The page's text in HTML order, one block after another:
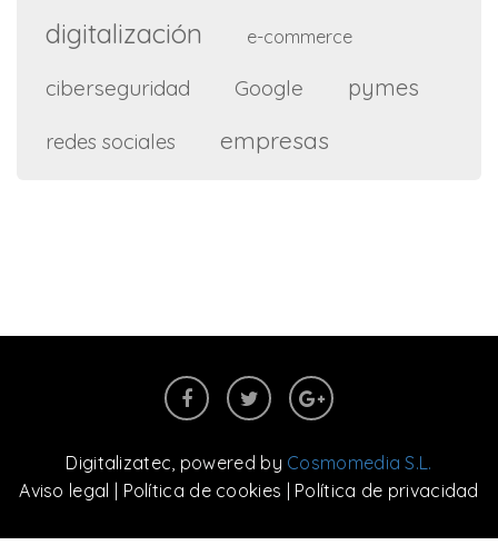
digitalización e-commerce
ciberseguridad Google pymes
redes sociales empresas
Digitalizatec, powered by Cosmomedia S.L.
Aviso legal
Política de cookies Política de privacidad